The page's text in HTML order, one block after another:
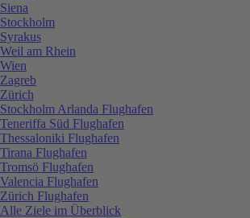
Siena
Stockholm
Syrakus
Weil am Rhein
Wien
Zagreb
Zürich
Stockholm Arlanda Flughafen
Teneriffa Süd Flughafen
Thessaloniki Flughafen
Tirana Flughafen
Tromsö Flughafen
Valencia Flughafen
Zürich Flughafen
Alle Ziele im Überblick